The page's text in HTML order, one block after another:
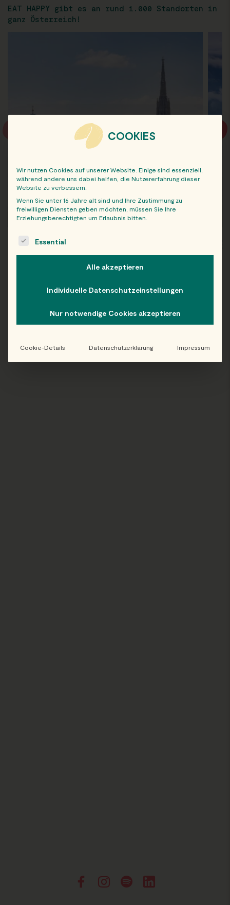
EAT HAPPY gibt es an rund 1.000 Standorten in
ganz Österreich!
WIEN
Folge uns auf Instagram!
COOKIES
Wir nutzen Cookies auf unserer Website. Einige sind essenziell,
während andere uns dabei helfen, die Nutzererfahrung dieser
Website zu verbessern.
Wenn Sie unter 16 Jahre alt sind und Ihre Zustimmung zu
freiwilligen Diensten geben möchten, müssen Sie Ihre
Erziehungsberechtigten um Erlaubnis bitten.
The following is a list of service groups for which consent
Essential
Alle akzeptieren
Individuelle Datenschutzeinstellungen
Nur notwendige Cookies akzeptieren
Cookie-Details Datenschutzerklärung Impressum